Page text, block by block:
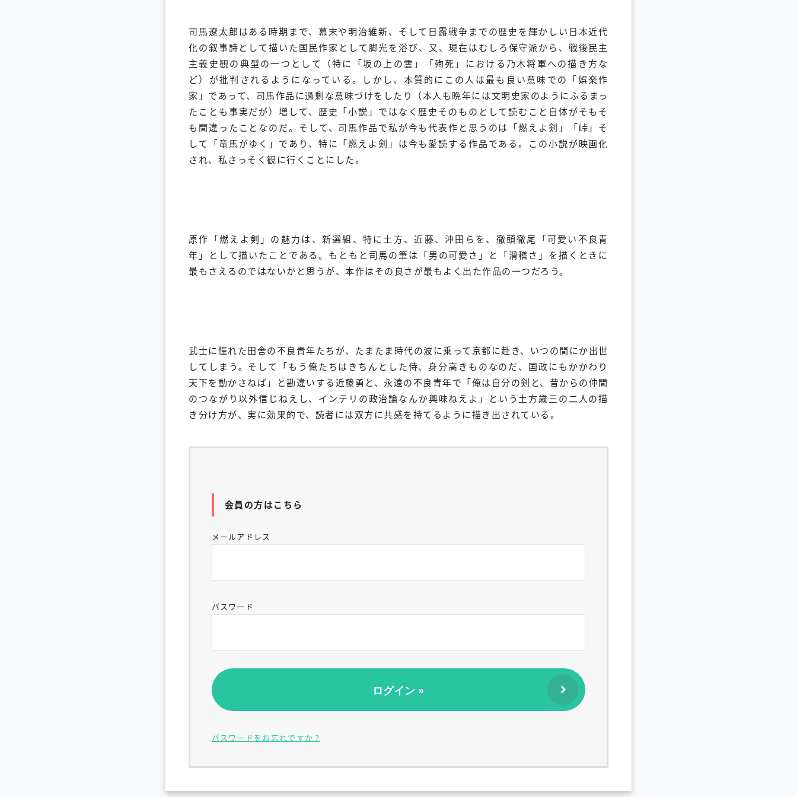
司馬遼太郎はある時期まで、幕末や明治維新、そして日露戦争までの歴史を輝かしい日本近代
化の叙事詩として描いた国民作家として脚光を浴び、又、現在はむしろ保守派から、戦後民主
主義史観の典型の一つとして（特に「坂の上の雲」「殉死」における乃木将軍への描き方な
ど）が批判されるようになっている。しかし、本質的にこの人は最も良い意味での「娯楽作
家」であって、司馬作品に過剰な意味づけをしたり（本人も晩年には文明史家のようにふるまっ
たことも事実だが）増して、歴史「小説」ではなく歴史そのものとして読むこと自体がそもそ
も間違ったことなのだ。そして、司馬作品で私が今も代表作と思うのは「燃えよ剣」「峠」そ
して「竜馬がゆく」であり、特に「燃えよ剣」は今も愛読する作品である。この小説が映画化
され、私さっそく観に行くことにした。
原作「燃えよ剣」の魅力は、新選組、特に土方、近藤、沖田らを、徹頭徹尾「可愛い不良青
年」として描いたことである。もともと司馬の筆は「男の可愛さ」と「滑稽さ」を描くときに
最もさえるのではないかと思うが、本作はその良さが最もよく出た作品の一つだろう。
武士に憧れた田舎の不良青年たちが、たまたま時代の波に乗って京都に赴き、いつの間にか出世
してしまう。そして「もう俺たちはきちんとした侍、身分高きものなのだ、国政にもかかわり
天下を動かさねば」と勘違いする近藤勇と、永遠の不良青年で「俺は自分の剣と、昔からの仲間
のつながり以外信じねえし、インテリの政治論なんか興味ねえよ」という土方歳三の二人の描
き分け方が、実に効果的で、読者には双方に共感を持てるように描き出されている。
会員の方はこちら
メールアドレス
パスワード
パスワードをお忘れですか ?